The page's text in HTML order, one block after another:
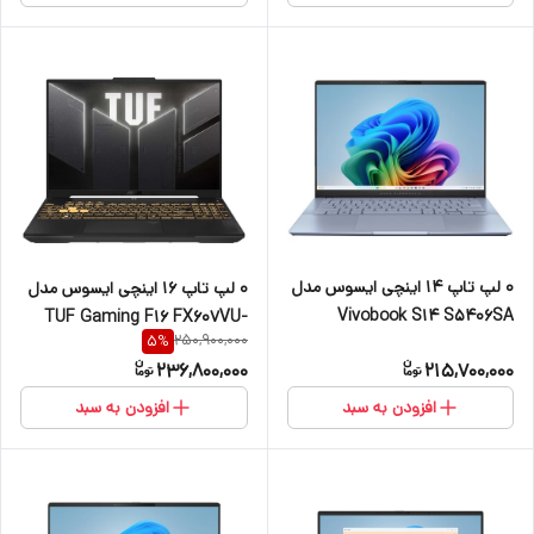
144Hz
۰ لپ تاپ 14 اینچی ایسوس مدل
Vivobook S14 S5406SA
256V-16GB LPDDR5X-1TB
SSD-OLED
215,700,000
افزودن به سبد
۰ لپ تاپ 16 اینچی ایسوس مدل
TUF Gaming F16 FX607VU-
RL081-Core 5 210H-RTX4050
6GB-16GB DDR5 4800MHz-
1TB SSD-FHD 144Hz
250,900,000
5%
236,800,000
افزودن به سبد